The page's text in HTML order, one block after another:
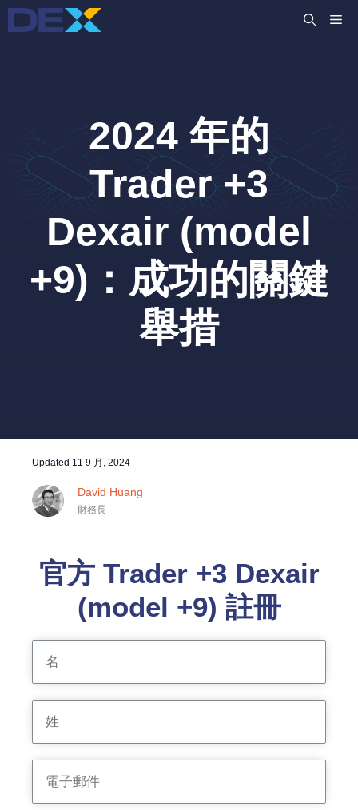
跳
至
2024 年的
Trader +3
Dexair (model
+9)：成功的關鍵
舉措
Updated 11 9 月, 2024
David Huang
財務長
官方 Trader +3 Dexair
(model +9) 註冊